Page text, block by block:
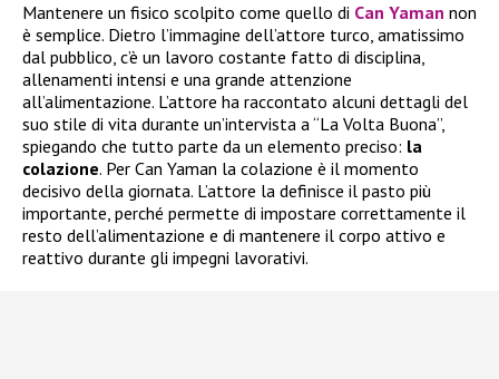
Mantenere un fisico scolpito come quello di Can Yaman non
è semplice. Dietro l’immagine dell’attore turco, amatissimo
dal pubblico, c’è un lavoro costante fatto di disciplina,
allenamenti intensi e una grande attenzione
all’alimentazione. L’attore ha raccontato alcuni dettagli del
suo stile di vita durante un’intervista a “La Volta Buona”,
spiegando che tutto parte da un elemento preciso: la
colazione. Per Can Yaman la colazione è il momento
decisivo della giornata. L’attore la definisce il pasto più
importante, perché permette di impostare correttamente il
resto dell’alimentazione e di mantenere il corpo attivo e
reattivo durante gli impegni lavorativi.